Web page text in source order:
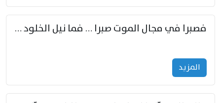
فصبرا في مجال الموت صبرا … فما نيل الخلود بمستطاع
المزید